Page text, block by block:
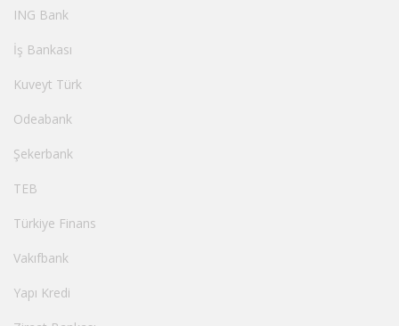
ING Bank
İş Bankası
Kuveyt Türk
Odeabank
Şekerbank
TEB
Türkiye Finans
Vakıfbank
Yapı Kredi